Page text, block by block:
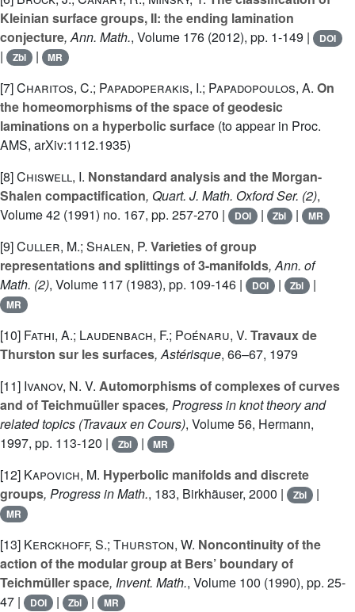
Kleinian surface groups, II: the ending lamination
conjecture, Ann. Math., Volume 176 (2012), pp. 1-149 | DOI
| Zbl | MR
[7]Charitos, C.; Papadoperakis, I.; Papadopoulos, A. On
the homeomorphisms of the space of geodesic
laminations on a hyperbolic surface (to appear in Proc.
AMS, arXiv:1112.1935)
[8]Chiswell, I. Nonstandard analysis and the Morgan-
Shalen compactification, Quart. J. Math. Oxford Ser. (2),
Volume 42 (1991) no. 167, pp. 257-270 | DOI | Zbl | MR
[9]Culler, M.; Shalen, P. Varieties of group
representations and splittings of 3-manifolds, Ann. of
Math. (2), Volume 117 (1983), pp. 109-146 | DOI | Zbl |
MR
[10] Fathi, A.; Laudenbach, F.; Poénaru, V. Travaux de
Thurston sur les surfaces, Astérisque, 66–67, 1979
[11] Ivanov, N. V. Automorphisms of complexes of curves
and of Teichmuüller spaces, Progress in knot theory and
related topics (Travaux en Cours), Volume 56, Hermann,
1997, pp. 113-120 |
Zbl | MR
[12] Kapovich, M. Hyperbolic manifolds and discrete
groups, Progress in Math., 183, Birkhäuser, 2000 | Zbl |
MR
[13] Kerckhoff, S.; Thurston, W. Noncontinuity of the
action of the modular group at Bers’ boundary of
Teichmüller space, Invent. Math., Volume 100 (1990), pp. 25-
47 |
DOI | Zbl | MR